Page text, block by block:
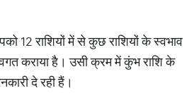
12 राशियों में से कुछ राशियों के स्वभाव
कराया है। उसी क्रम में कुंभ राशि के
दे रही हैं।